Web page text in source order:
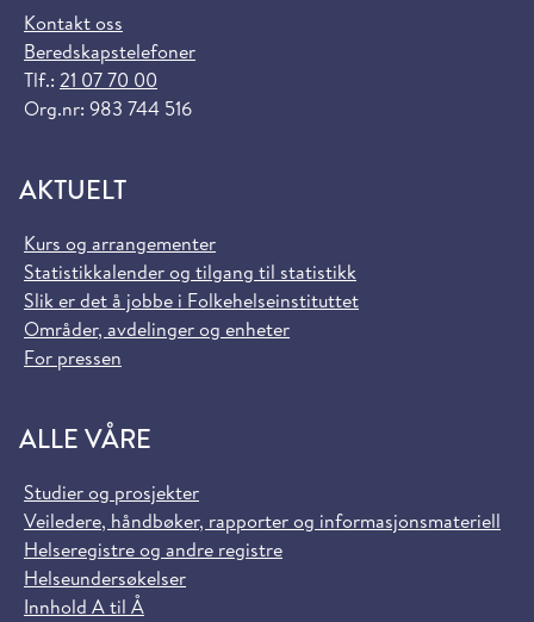
Kontakt oss
Beredskapstelefoner
Tlf.: 21 07 70 00
Org.nr: 983 744 516
AKTUELT
Kurs og arrangementer
Statistikkalender og tilgang til statistikk
Slik er det å jobbe i Folkehelseinstituttet
Områder, avdelinger og enheter
For pressen
ALLE VÅRE
Studier og prosjekter
Veiledere, håndbøker, rapporter og informasjonsmateriell
Helseregistre og andre registre
Helseundersøkelser
Innhold A til Å